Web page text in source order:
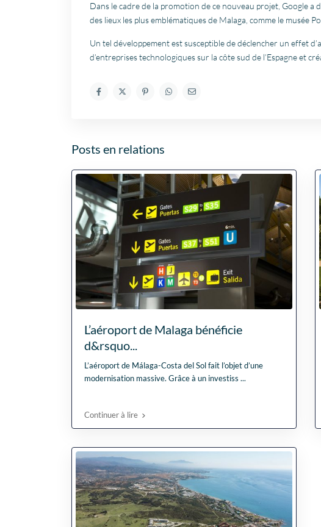
Dans le cadre de la promotion de ce nouveau projet, Google
des lieux les plus emblématiques de Malaga, comme le musée
Un tel développement est susceptible de déclencher un effet
d’entreprises technologiques sur la côte sud de l’Espagne et
Posts en relations
L’aéroport de Malaga bénéficie
d&rsquo...
L’aéroport de Málaga-Costa del Sol fait l’objet d’une
modernisation massive. Grâce à un investiss ...
Continuer à lire